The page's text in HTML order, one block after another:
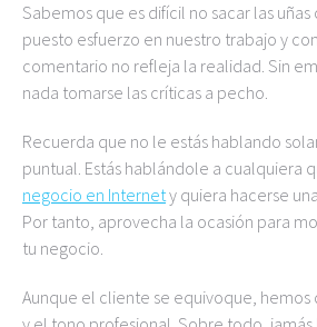
Sabemos que es difícil no sacar las
puesto esfuerzo en nuestro trabajo y
comentario no refleja la realidad. Sin
nada tomarse las críticas a pecho.
Recuerda que no le estás hablando
puntual. Estás hablándole a cualquiera
negocio en Internety quiera hacerse
Por tanto, aprovecha la ocasión para
tu negocio.
Aunque el cliente se equivoque,